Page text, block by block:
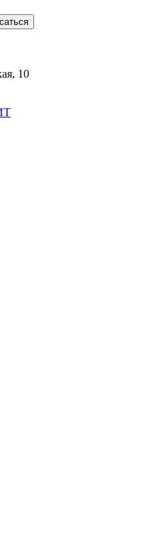
10